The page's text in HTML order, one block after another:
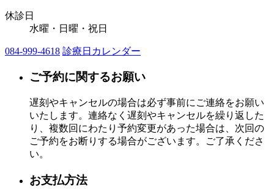
休診日
水曜・日曜・祝日
084-999-4618 診療日カレンダー
ご予約に関するお願い
遅刻やキャンセルの場合は必ず事前にご連絡をお願い
いたします。連絡なく遅刻やキャンセルを繰り返した
り、複数回にわたり予約変更があった場合は、次回の
ご予約をお断りする場合がございます。ご了承くださ
い。
お支払方法